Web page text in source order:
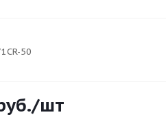
50
/шт